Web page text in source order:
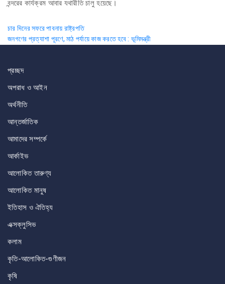
বন্দরের কার্যক্রম আবার যথারীতি চালু হয়েছে।
Post
navigation
চার দিনের সফরে পাবনায় রাষ্ট্রপতি
জনগণের প্রত্যাশা পূরণে, মাঠ পর্যায়ে কাজ করতে হবে : ভূমিমন্ত্রী
প্রচ্ছদ
অপরাধ ও আইন
অর্থনীতি
আন্তর্জাতিক
আমাদের সম্পর্কে
আর্কাইভ
আলোকিত তারুণ্য
আলোকিত মানুষ
ইতিহাস ও ঐতিহ্য
এক্সক্লুসিভ
কলাম
কৃতি-আলোকিত-গুণীজন
কৃষি